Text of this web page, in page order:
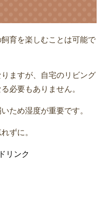
育を楽しむことは可能で
ますが、自宅のリビング
必要もありません。
ため湿度が重要です。
ずに。
リンク